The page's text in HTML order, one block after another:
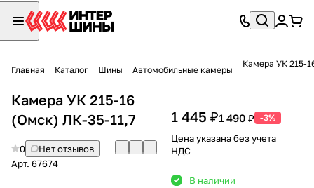
Главная Каталог Шины Автомобильные камеры
Камера УК 215-
Камера УК 215-16
(Омск) ЛК-35-11,7
0
Нет отзывов
Арт. 67674
1 445 ₽1 490 ₽ -3%
Цена указана без учета
НДС
В наличии